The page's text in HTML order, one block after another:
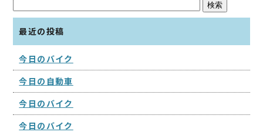
最近の投稿
今日のバイク
今日の自動車
今日のバイク
今日のバイク